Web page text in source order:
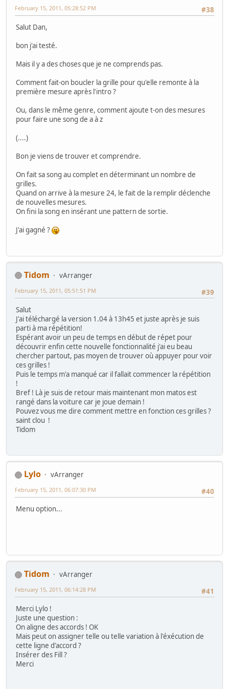
#38
February 15, 2011, 05:28:52 PM
Salut Dan,
bon j'ai testé.
Mais il y a des choses que je ne comprends pas.
Comment fait-on boucler la grille pour qu'elle remonte à la
première mesure après l'intro ?
Ou, dans le même genre, comment ajoute t-on des mesures
pour faire une song de a à z
(....)
Bon je viens de trouver et comprendre.
On fait sa song au complet en déterminant un nombre de
grilles.
Quand on arrive à la mesure 24, le fait de la remplir déclenche
de nouvelles mesures.
On fini la song en insérant une pattern de sortie.
J'ai gagné ?
Tidom
vArranger
#39
February 15, 2011, 05:51:51 PM
Salut
J'ai téléchargé la version 1.04 à 13h45 et juste après je suis
parti à ma répétition!
Espérant avoir un peu de temps en début de répet pour
découvrir enfin cette nouvelle fonctionnalité j'ai eu beau
chercher partout, pas moyen de trouver où appuyer pour voir
ces grilles !
Puis le temps m'a manqué car il fallait commencer la répétition
!
Bref ! Là je suis de retour mais maintenant mon matos est
rangé dans la voiture car je joue demain !
Pouvez vous me dire comment mettre en fonction ces grilles ?
saint clou !
Tidom
Lylo
vArranger
#40
February 15, 2011, 06:07:30 PM
Menu option...
Tidom
vArranger
#41
February 15, 2011, 06:14:28 PM
Merci Lylo !
Juste une question :
On aligne des accords ! OK
Mais peut on assigner telle ou telle variation à l'éxécution de
cette ligne d'accord ?
Insérer des Fill ?
Merci